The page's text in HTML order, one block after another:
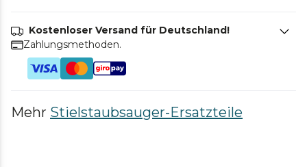
Kostenloser Versand für Deutschland!
Zahlungsmethoden.
Mehr Stielstaubsauger-Ersatzteile